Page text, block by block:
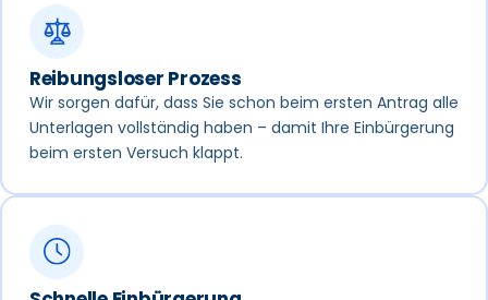
Reibungsloser Prozess
Wir sorgen dafür, dass Sie schon beim ersten Antrag alle
Unterlagen vollständig haben – damit Ihre Einbürgerung
beim ersten Versuch klappt.